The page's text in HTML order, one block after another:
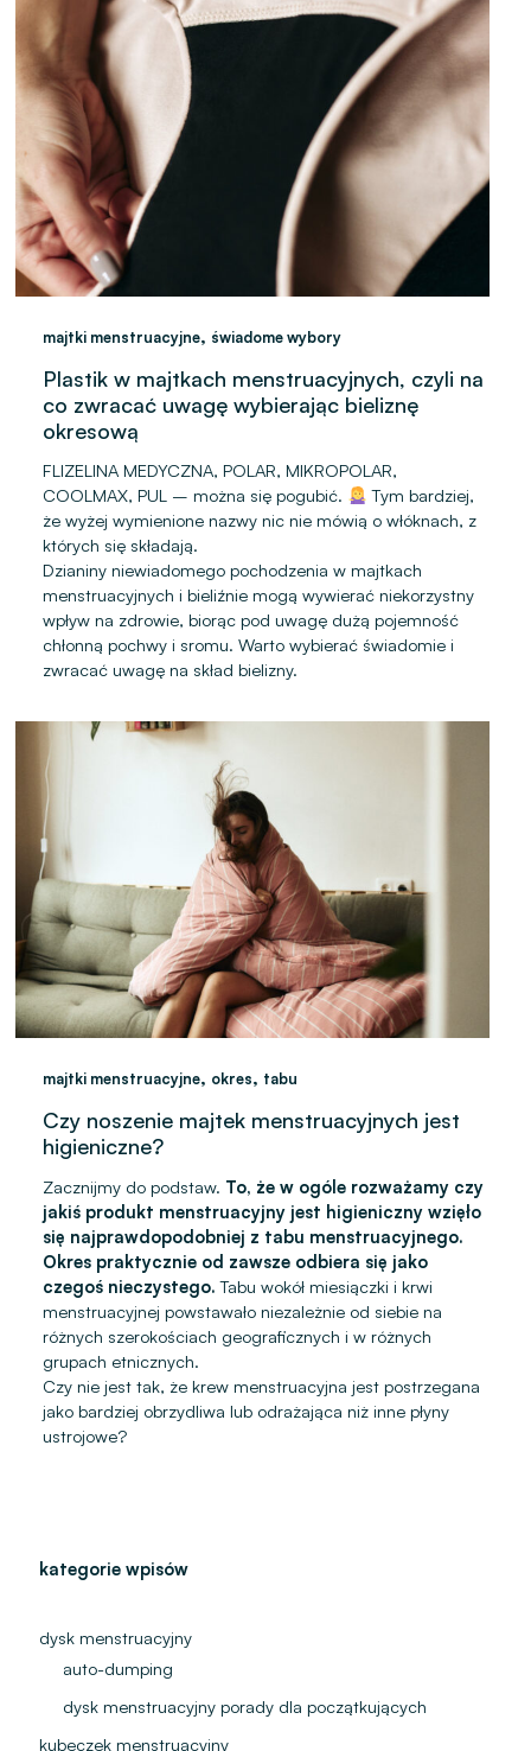
majtki menstruacyjne, świadome wybory
Plastik w majtkach menstruacyjnych, czyli na
co zwracać uwagę wybierając bieliznę
okresową
FLIZELINA MEDYCZNA, POLAR, MIKROPOLAR,
COOLMAX, PUL – można się pogubić.
Tym bardziej,
że wyżej wymienione nazwy nic nie mówią o włóknach, z
których się składają.
Dzianiny niewiadomego pochodzenia w majtkach
menstruacyjnych i bieliźnie mogą wywierać niekorzystny
wpływ na zdrowie, biorąc pod uwagę dużą pojemność
chłonną pochwy i sromu. Warto wybierać świadomie i
zwracać uwagę na skład bielizny.
majtki menstruacyjne, okres, tabu
Czy noszenie majtek menstruacyjnych jest
higieniczne?
Zacznijmy do podstaw. To, że w ogóle rozważamy czy
jakiś produkt menstruacyjny jest higieniczny wzięło
się najprawdopodobniej z tabu menstruacyjnego.
Okres praktycznie od zawsze odbiera się jako
czegoś nieczystego.Tabu wokół miesiączki i krwi
menstruacyjnej powstawało niezależnie od siebie na
różnych szerokościach geograficznych i w różnych
grupach etnicznych.
Czy nie jest tak, że krew menstruacyjna jest postrzegana
jako bardziej obrzydliwa lub odrażająca niż inne płyny
ustrojowe?
kategorie wpisów
dysk menstruacyjny
auto-dumping
dysk menstruacyjny porady dla początkujących
kubeczek menstruacyjny